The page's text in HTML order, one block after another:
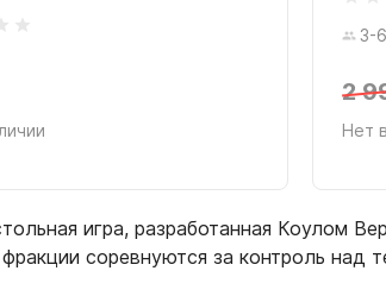
3-6
2
Нет
игра, разработанная Коулом
соревнуются за контроль над